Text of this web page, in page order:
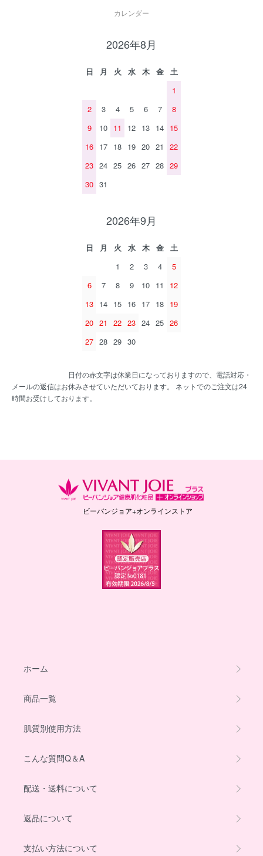
カレンダー
2026年8月
日 月 火 水 木 金
土
1
2
3 4 5 6 7
8
9
10 11 12 13 14 15
16 17 18 19 20 21
22
23 24 25 26 27 28 29
30 31
2026年9月
日 月 火 水 木 金
土
1
2 3 4
5
6
7 8 9 10 11
12
13 14 15 16 17 18 19
20 21 22 23 24 25 26
27 28 29 30
日付の赤文字は休業日になっておりますので、電話対応・
メールの返信はお休みさせていただいております。 ネットでのご注文は24
時間お受けしております。
ビーバンジョア+オンラインストア
ホーム
商品一覧
肌質別使用方法
こんな質問Q＆A
配送・送料について
返品について
支払い方法について